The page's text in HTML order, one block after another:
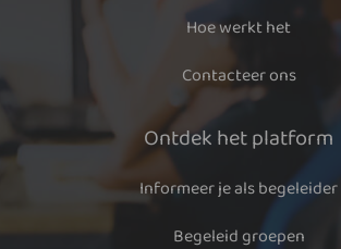
Hoe werkt het
Contacteer ons
Ontdek het platform
Informeer je als begeleider
Begeleid groepen